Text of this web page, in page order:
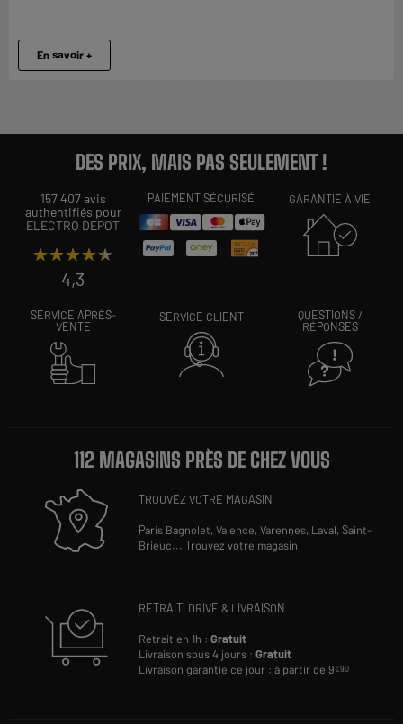
En savoir +
DES PRIX, MAIS PAS SEULEMENT !
157 407 avis
authentifiés pour
ELECTRO DEPOT
★★★★★
★★★★★
4,3
PAIEMENT SÉCURISÉ GARANTIE À VIE
SERVICE APRÈS-
VENTE
SERVICE CLIENT
QUESTIONS /
RÉPONSES
112 MAGASINS PRÈS DE CHEZ VOUS
TROUVEZ VOTRE MAGASIN
Paris Bagnolet,Valence,Varennes, Laval,Saint-
Brieuc...Trouvez votre magasin
RETRAIT, DRIVE & LIVRAISON
Retrait en 1h :Gratuit
Livraison sous 4 jours :Gratuit
Livraison garantie ce jour : à partir de 9€90